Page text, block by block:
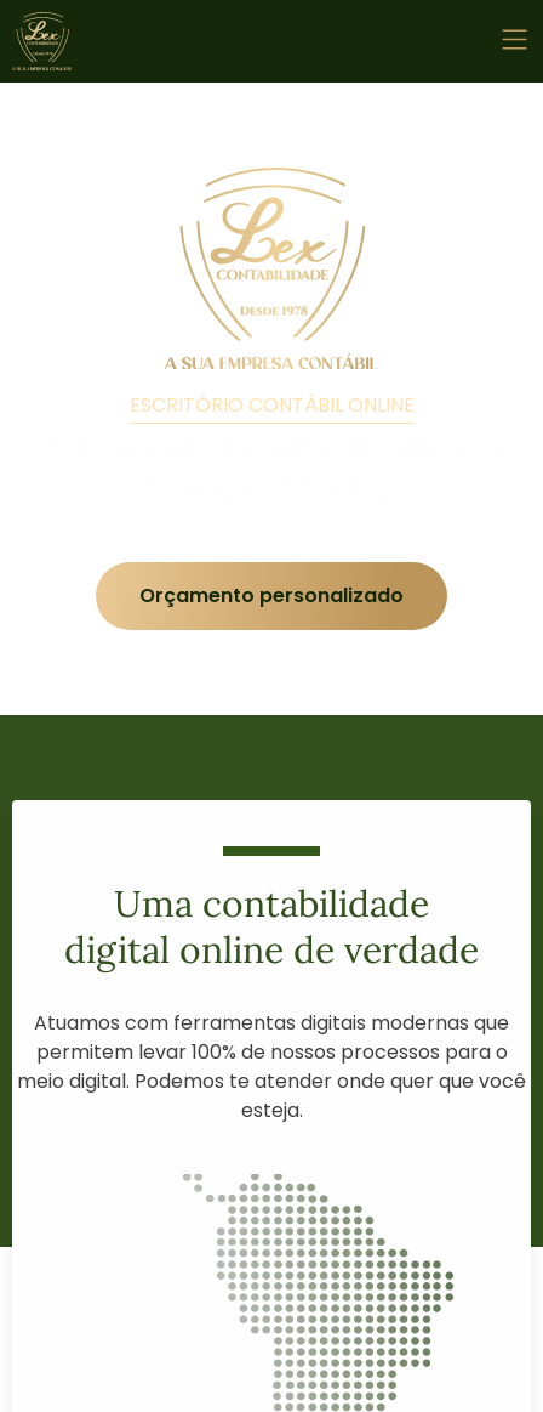
ESCRITÓRIO CONTÁBIL ONLINE
Orçamento personalizado
Uma contabilidade
digital online de verdade
Atuamos com ferramentas digitais modernas que
permitem levar 100% de nossos processos para o
meio digital. Podemos te atender onde quer que você
esteja.